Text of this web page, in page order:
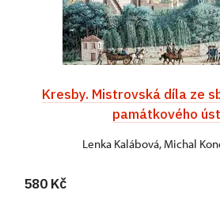
Kresby. Mistrovská díla ze
památkového
Lenka Kalábová, Michal
580 Kč